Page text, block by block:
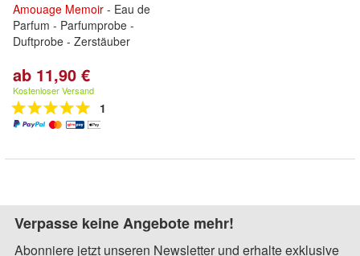
Amouage Memoir - Eau de
Parfum - Parfumprobe -
Duftprobe - Zerstäuber
ab 11,90 €
Kostenloser Versand
1
Verpasse keine Angebote mehr!
Abonniere jetzt unseren Newsletter und erhalte exklusive